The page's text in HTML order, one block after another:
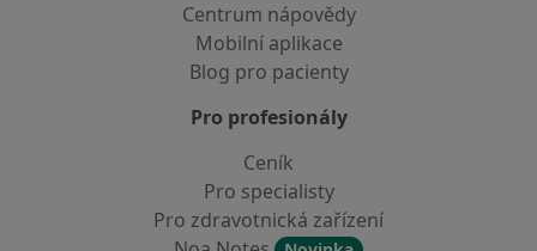
Centrum nápovědy
Mobilní aplikace
Blog pro pacienty
Pro profesionály
Ceník
Pro specialisty
Pro zdravotnická zařízení